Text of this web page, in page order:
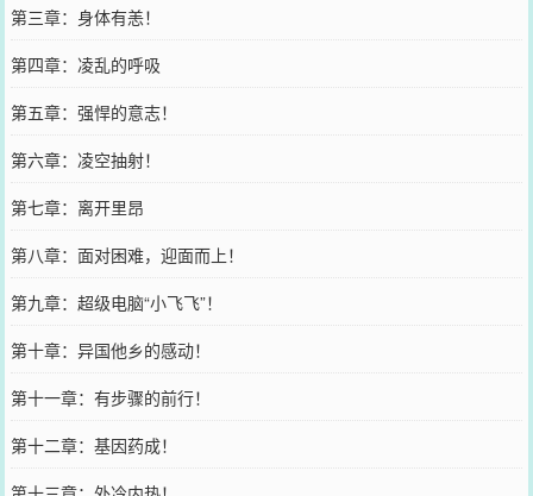
第三章：身体有恙！
第四章：凌乱的呼吸
第五章：强悍的意志！
第六章：凌空抽射！
第七章：离开里昂
第八章：面对困难，迎面而上！
第九章：超级电脑“小飞飞”！
第十章：异国他乡的感动！
第十一章：有步骤的前行！
第十二章：基因药成！